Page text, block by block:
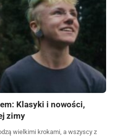
Klasyki i nowości,
zimy
wielkimi krokami, a wszyscy z